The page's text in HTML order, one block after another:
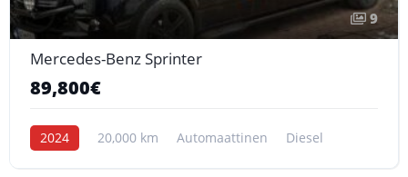
9
Mercedes-Benz Sprinter
89,800€
2024 20,000 km Automaattinen Diesel